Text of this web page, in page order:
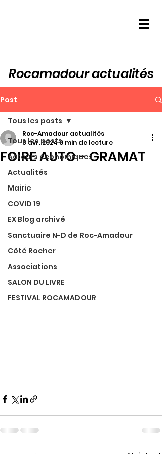
Rocamadour actualités
Post
Tous les posts
Acteurs économiques
Actualités
Mairie
COVID 19
EX Blog archivé
Sanctuaire N-D de Roc-Amadour
Côté Rocher
Associations
SALON DU LIVRE
FESTIVAL ROCAMADOUR
Tous les posts
FOIRE AUTO - GRAMAT
Roc-Amadour actualités
8 avr. 20240 min de lecture